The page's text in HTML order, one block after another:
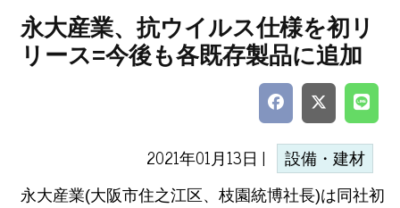
永大産業、抗ウイルス仕様を初リ
リース=今後も各既存製品に追加
2021年01月13日 | 設備・建材
永大産業(大阪市住之江区、枝園統博社長)は同社初